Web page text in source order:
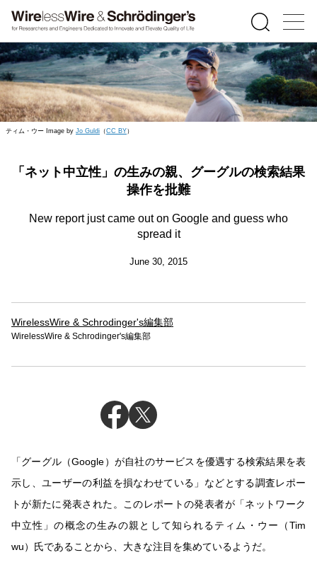
ティム・ウー Image by Jo Guldi （CC BY）
「ネット中立性」の生みの親、グーグルの検索結果
操作を批難
New report just came out on Google and guess who
spread it
June 30, 2015
WirelessWire & Schrodinger's編集部
WirelessWire & Schrodinger's編集部
「グーグル（Google）が自社のサービスを優遇する検索結果を表
示し、ユーザーの利益を損なわせている」などとする調査レポー
トが新たに発表された。このレポートの発表者が「ネットワーク
中立性」の概念の生みの親として知られるティム・ウー（Tim
wu）氏であることから、大きな注目を集めているようだ。